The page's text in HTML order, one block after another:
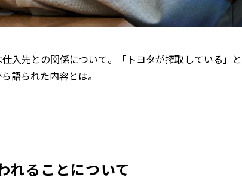
入先との関係について。「トヨタが搾取している」
語られた内容とは。
れることについて